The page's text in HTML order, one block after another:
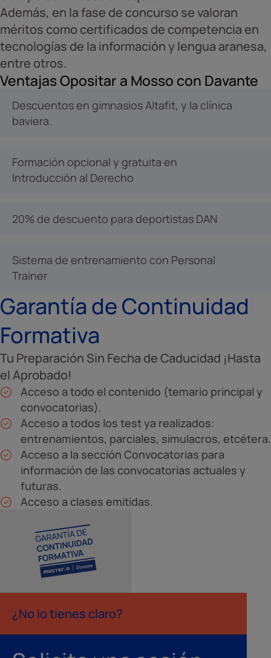
Además, en la fase de concurso se valoran
méritos como certificados de competencia en
tecnologías de la información y lengua aranesa,
entre otros.
Ventajas Opositar a Mosso con Davante
Descuentos en gimnasios Altafit, y la clínica
baviera.
Formación opcional y gratuita en
Introducción al Derecho
20% de descuento para deportistas DAN
Sistema de entrenamiento con Personal
Trainer
Garantía de Continuidad
Formativa
Tu Preparación Sin Fecha de Caducidad ¡Hasta
el Aprobado!
Acceso a todo el contenido (temario principal y
convocatorias).
Acceso a todos los test ya realizados:
entrenamientos, parciales, simulacros, etcétera.
Acceso a la sección Convocatorias para
información de las convocatorias actuales y
futuras.
Acceso a clases emitidas.
¿No lo tienes claro?